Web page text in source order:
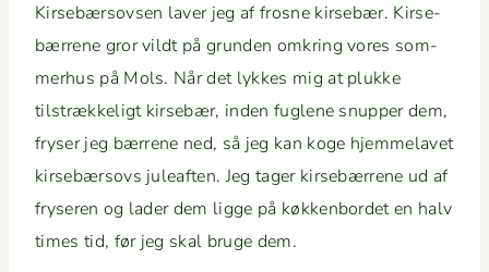
Kirse­bærsovsen laver jeg af frosne kirse­bær. Kirse­
bær­rene gror vildt på grun­den omkring vores som­
mer­hus på Mols. Når det lykkes mig at plukke
tilstrække­ligt kirse­bær, inden fug­lene snup­per dem,
fryser jeg bær­rene ned, så jeg kan koge hjem­melavet
kirse­bærsovs juleaften. Jeg tager kirse­bær­rene ud af
fry­seren og lad­er dem ligge på køkken­bor­det en halv
times tid, før jeg skal bruge dem.